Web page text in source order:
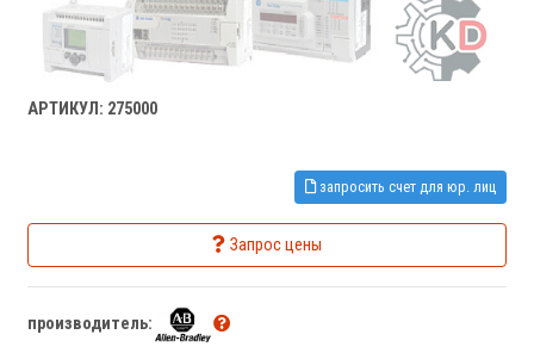
АРТИКУЛ: 275000
запросить счет для юр. лиц
Запрос цены
производитель: